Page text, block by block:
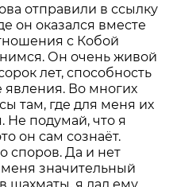
отправили в ссылку
он оказался вместе
с Кобой
Он очень живой
лет, способность
Во многих
там, где для меня их
Не подумай, что я
он сам сознаёт.
споров. Да и нет
значительный
шахматы, я дал ему